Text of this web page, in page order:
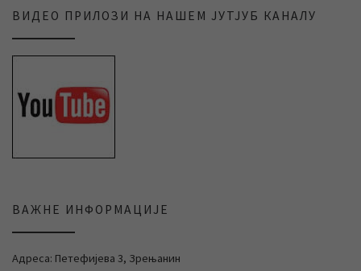
ВИДЕО ПРИЛОЗИ НА НАШЕМ ЈУТЈУБ КАНАЛУ
ВАЖНЕ ИНФОРМАЦИЈЕ
Адреса: Петефијева 3, Зрењанин